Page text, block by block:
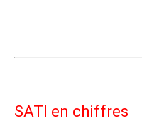
SATI en chiffres